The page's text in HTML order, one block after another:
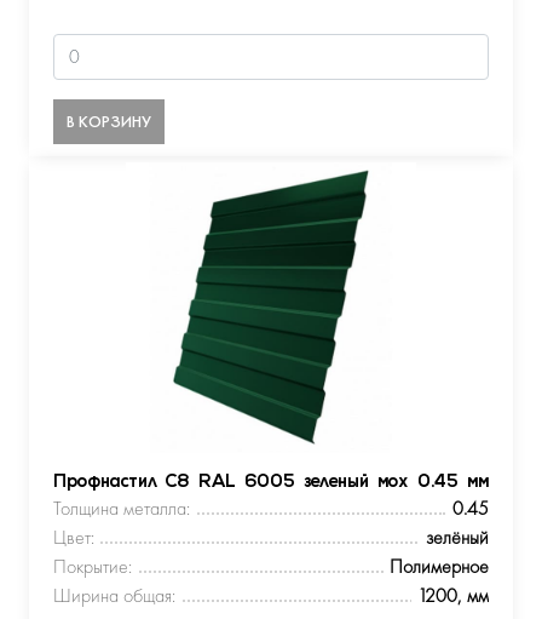
В КОРЗИНУ
Профнастил С8 RAL 6005 зеленый мох 0.45 мм
Толщина металла:
0.45
Цвет:
зелёный
Покрытие:
Полимерное
Ширина общая:
1200, мм